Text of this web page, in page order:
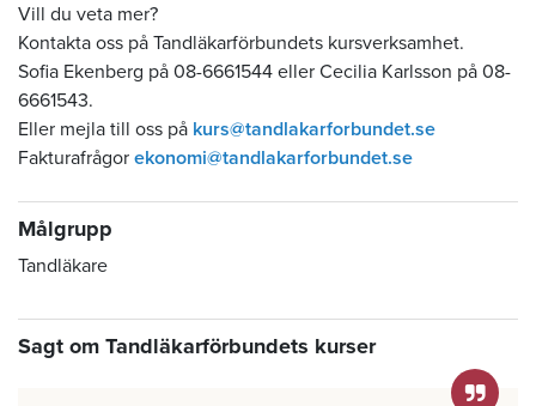
Vill du veta mer?
Kontakta oss på Tandläkarförbundets kursverksamhet.
Sofia Ekenberg på 08-6661544 eller Cecilia Karlsson på 08-
6661543.
Eller mejla till oss på kurs@tandlakarforbundet.se
Fakturafrågor ekonomi@tandlakarforbundet.se
Målgrupp
Tandläkare
Sagt om Tandläkarförbundets kurser